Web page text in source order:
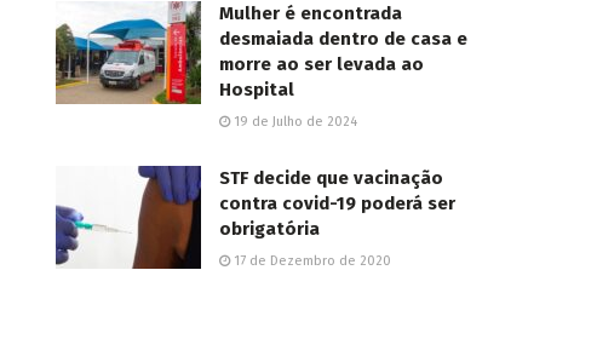
Mulher é encontrada
desmaiada dentro de casa e
morre ao ser levada ao
Hospital
19 de Julho de 2024
STF decide que vacinação
contra covid-19 poderá ser
obrigatória
17 de Dezembro de 2020